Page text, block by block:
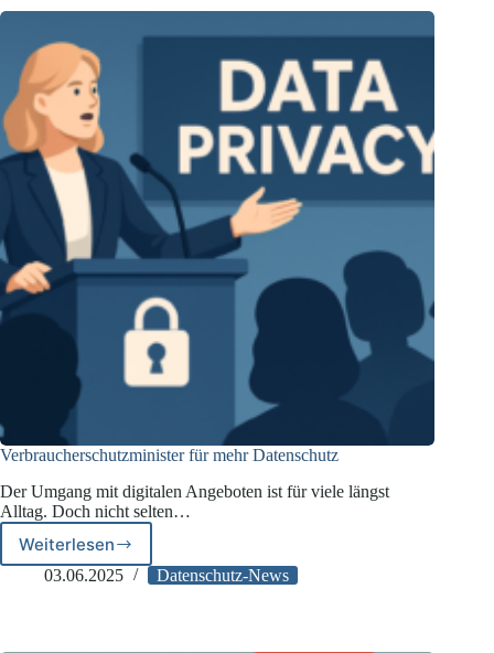
Verbraucherschutzminister für mehr Datenschutz
Der Umgang mit digitalen Angeboten ist für viele längst
Alltag. Doch nicht selten…
WeiterlesenVerbraucherschutzminister
für
03.06.2025 Datenschutz-News